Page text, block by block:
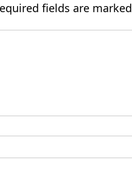
fields are marked